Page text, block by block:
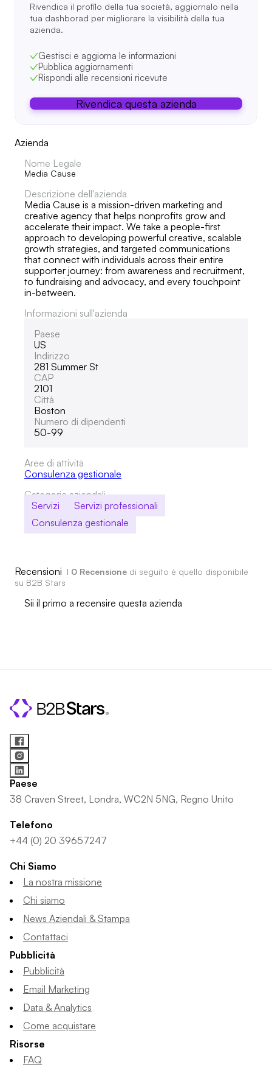
Rivendica il profilo della tua società, aggiornalo nella
tua dashborad per migliorare la visibilità della tua
azienda.
Gestisci e aggiorna le informazioni
Pubblica aggiornamenti
Rispondi alle recensioni ricevute
Rivendica questa azienda
Azienda
Nome Legale
Media Cause
Descrizione dell'azienda
Media Cause is a mission-driven marketing and
creative agency that helps nonprofits grow and
accelerate their impact. We take a people-first
approach to developing powerful creative, scalable
growth strategies, and targeted communications
that connect with individuals across their entire
supporter journey: from awareness and recruitment,
to fundraising and advocacy, and every touchpoint
in-between.
Informazioni sull'azienda
Paese
US
Indirizzo
281 Summer St
CAP
2101
Città
Boston
Numero di dipendenti
50-99
Aree di attività
Consulenza gestionale
Categorie aziendali
Servizi
Servizi professionali
Consulenza gestionale
Recensioni I 0 Recensione di seguito è quello disponibile
su B2B Stars
Sii il primo a recensire questa azienda
Paese
38 Craven Street, Londra, WC2N 5NG, Regno Unito
Telefono
+44 (0) 20 39657247
Chi Siamo
La nostra missione
Chi siamo
News Aziendali & Stampa
Contattaci
Pubblicità
Pubblicità
Email Marketing
Data & Analytics
Come acquistare
Risorse
FAQ